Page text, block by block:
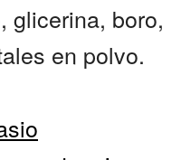
glicerina, boro,
en polvo.